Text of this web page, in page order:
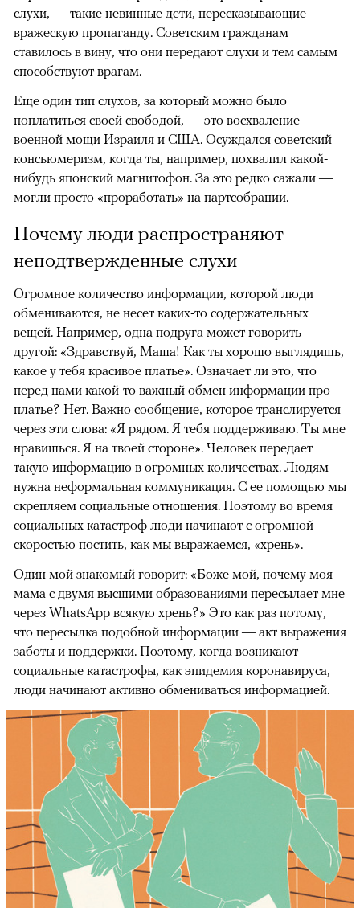
слухи, — такие невинные дети, пересказывающие
вражескую пропаганду. Советским гражданам
ставилось в вину, что они передают слухи и тем самым
способствуют врагам.
Еще один тип слухов, за который можно было
поплатиться своей свободой, — это восхваление
военной мощи Израиля и США. Осуждался советский
консьюмеризм, когда ты, например, похвалил какой-
нибудь японский магнитофон. За это редко сажали —
могли просто «проработать» на партсобрании.
Почему люди распространяют
неподтвержденные слухи
Огромное количество информации, которой люди
обмениваются, не несет каких-то содержательных
вещей. Например, одна подруга может говорить
другой: «Здравствуй, Маша! Как ты хорошо выглядишь,
какое у тебя красивое платье». Означает ли это, что
перед нами какой-то важный обмен информации про
платье? Нет. Важно сообщение, которое транслируется
через эти слова: «Я рядом. Я тебя поддерживаю. Ты мне
нравишься. Я на твоей стороне». Человек передает
такую информацию в огромных количествах. Людям
нужна неформальная коммуникация. С ее помощью мы
скрепляем социальные отношения. Поэтому во время
социальных катастроф люди начинают с огромной
скоростью постить, как мы выражаемся, «хрень».
Один мой знакомый говорит: «Боже мой, почему моя
мама с двумя высшими образованиями пересылает мне
через WhatsApp всякую хрень?» Это как раз потому,
что пересылка подобной информации — акт выражения
заботы и поддержки. Поэтому, когда возникают
социальные катастрофы, как эпидемия коронавируса,
люди начинают активно обмениваться информацией.